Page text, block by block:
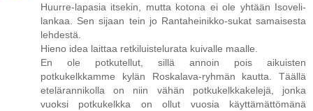
Huurre-lapasia itsekin, mutta kotona ei ole yhtään Isoveli-
lankaa. Sen sijaan tein jo Rantaheinikko-sukat samaisesta
lehdestä.
Hieno idea laittaa retkiluistelurata kuivalle maalle.
En ole potkutellut, sillä annoin pois aikuisten
potkukelkkamme kylän Roskalava-ryhmän kautta. Täällä
etelärannikolla on niin vähän potkukelkkakelejä, jonka
vuoksi potkukelkka on ollut vuosia käyttämättömänä